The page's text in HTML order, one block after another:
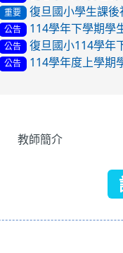
重要
復旦國小學生課
公告
114學年下學期學
公告
復旦國小114學年
公告 114學年度上學期
教師簡介